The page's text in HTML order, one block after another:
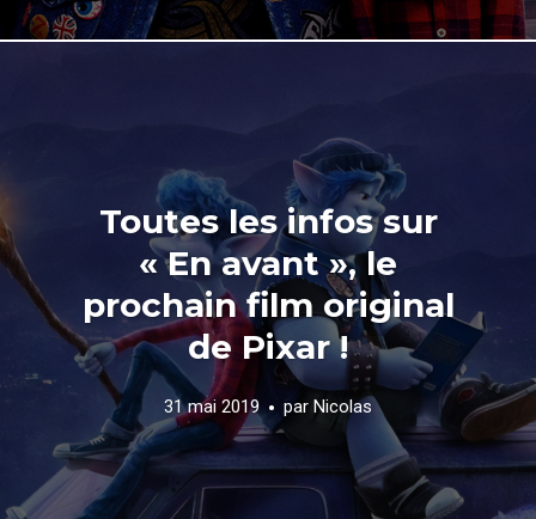
Toutes les infos sur
« En avant », le
prochain film original
de Pixar !
31 mai 2019 par Nicolas